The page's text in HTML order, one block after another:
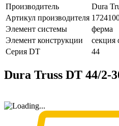
Производитель
Dura
Артикул производителя
Элемент системы
ферма
Элемент конструкции
Серия DT
44
Dura Truss DT 44/2-